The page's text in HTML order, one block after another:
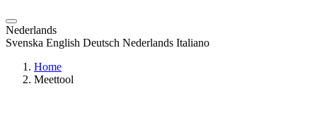
Nederlands
Svenska English Deutsch Nederlands Italiano
Home
Meettool